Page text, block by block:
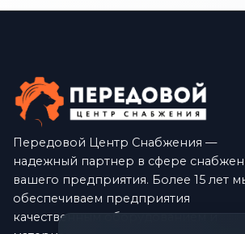
Передовой Центр Снабжения —
надежный партнер в сфере
вашего предприятия. Более 15 лет
обеспечиваем предприятия
качественным оборудованием и